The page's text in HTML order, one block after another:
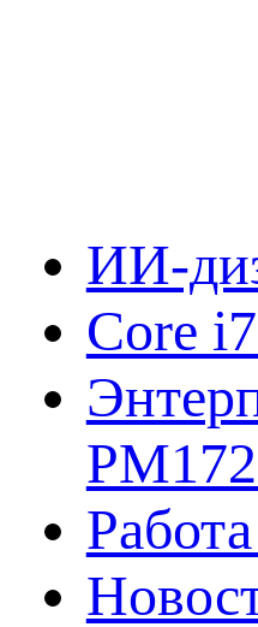
ИИ-
Core